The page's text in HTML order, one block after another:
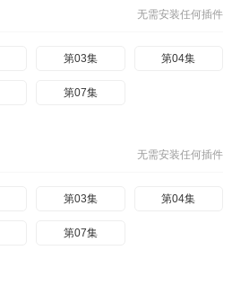
无需安装任何插件
第03集 第04集
第07集
无需安装任何插件
第03集 第04集
第07集